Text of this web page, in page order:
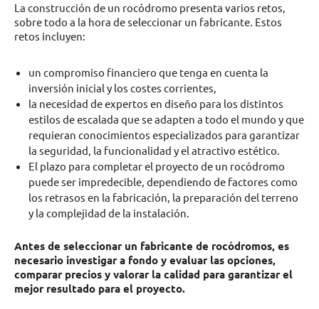
La construcción de un rocódromo presenta varios retos,
sobre todo a la hora de seleccionar un fabricante. Estos
retos incluyen:
un compromiso financiero que tenga en cuenta la
inversión inicial y los costes corrientes,
la necesidad de expertos en diseño para los distintos
estilos de escalada que se adapten a todo el mundo y que
requieran conocimientos especializados para garantizar
la seguridad, la funcionalidad y el atractivo estético.
El plazo para completar el proyecto de un rocódromo
puede ser impredecible, dependiendo de factores como
los retrasos en la fabricación, la preparación del terreno
y la complejidad de la instalación.
Antes de seleccionar un fabricante de rocódromos, es
necesario investigar a fondo y evaluar las opciones,
comparar precios y valorar la calidad para garantizar el
mejor resultado para el proyecto.